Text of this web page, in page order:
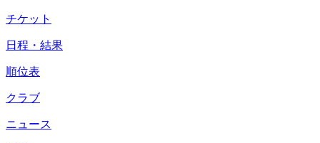
チケット
日程・結果
順位表
クラブ
ニュース